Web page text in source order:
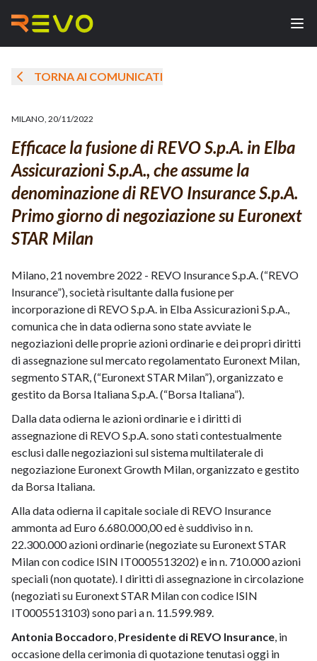
TORNA AI COMUNICATI
MILANO, 20/11/2022
Efficace la fusione di REVO S.p.A. in Elba
Assicurazioni S.p.A., che assume la
denominazione di REVO Insurance S.p.A.
Primo giorno di negoziazione su Euronext
STAR Milan
Milano, 21 novembre 2022 - REVO Insurance S.p.A. (“REVO
Insurance”), società risultante dalla fusione per
incorporazione di REVO S.p.A. in Elba Assicurazioni S.p.A.,
comunica che in data odierna sono state avviate le
negoziazioni delle proprie azioni ordinarie e dei propri diritti
di assegnazione sul mercato regolamentato Euronext Milan,
segmento STAR, (“Euronext STAR Milan”), organizzato e
gestito da Borsa Italiana S.p.A. (“Borsa Italiana”).
Dalla data odierna le azioni ordinarie e i diritti di
assegnazione di REVO S.p.A. sono stati contestualmente
esclusi dalle negoziazioni sul sistema multilaterale di
negoziazione Euronext Growth Milan, organizzato e gestito
da Borsa Italiana.
Alla data odierna il capitale sociale di REVO Insurance
ammonta ad Euro 6.680.000,00 ed è suddiviso in n.
22.300.000 azioni ordinarie (negoziate su Euronext STAR
Milan con codice ISIN IT0005513202) e in n. 710.000 azioni
speciali (non quotate). I diritti di assegnazione in circolazione
(negoziati su Euronext STAR Milan con codice ISIN
IT0005513103) sono pari a n. 11.599.989.
Antonia Boccadoro, Presidente di REVO Insurance, in
occasione della cerimonia di quotazione tenutasi oggi in